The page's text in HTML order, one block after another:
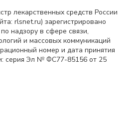
лекарственных средств России
rlsnet.ru) зарегистрировано
надзору в сфере связи,
и массовых коммуникаций
номер и дата принятия
серия Эл № ФС77-85156 от 25